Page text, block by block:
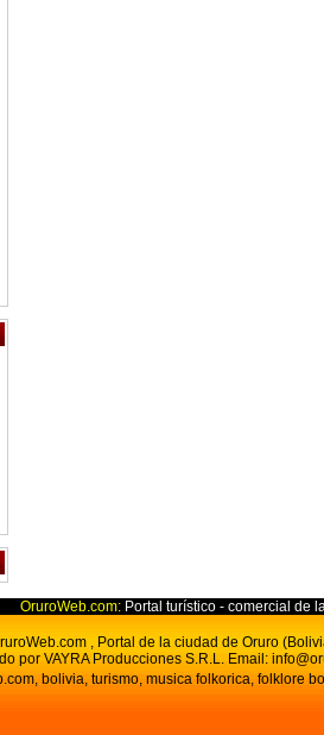
OruroWeb.com: Portal turístico - comercial de
, Portal de la ciudad de Oruro
por VAYRA Producciones S.R.L. Email:
bolivia, turismo, musica folkorica, folklore